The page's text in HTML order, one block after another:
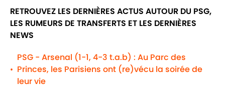
RETROUVEZ LES DERNIÈRES ACTUS AUTOUR DU PSG,
LES RUMEURS DE TRANSFERTS ET LES DERNIÈRES
NEWS
•
PSG - Arsenal (1-1, 4-3 t.a.b) : Au Parc des
Princes, les Parisiens ont (re)vécu la soirée de
leur vie